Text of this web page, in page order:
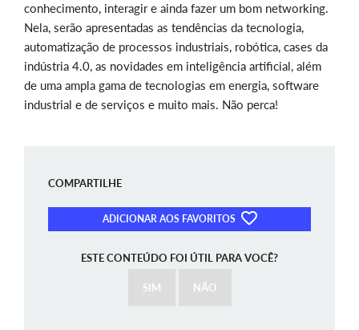
conhecimento, interagir e ainda fazer um bom networking.
Nela, serão apresentadas as tendências da tecnologia,
automatização de processos industriais, robótica, cases da
indústria 4.0, as novidades em inteligência artificial, além
de uma ampla gama de tecnologias em energia, software
industrial e de serviços e muito mais. Não perca!
COMPARTILHE
ADICIONAR AOS FAVORITOS
ESTE CONTEÚDO FOI ÚTIL PARA VOCÊ?
SIM NÃO